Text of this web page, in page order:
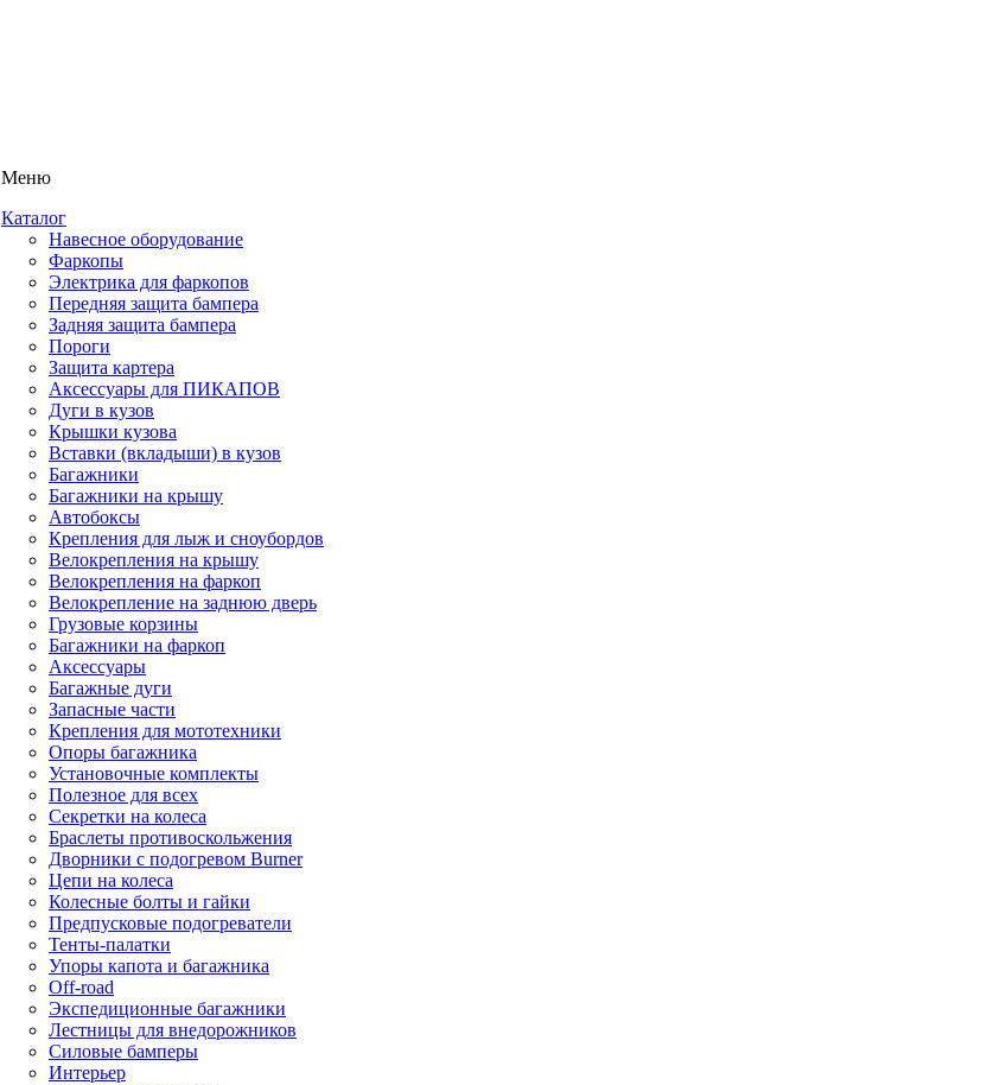
Меню
Каталог
Навесное оборудование
Фаркопы
Электрика для фаркопов
Передняя защита бампера
Задняя защита бампера
Пороги
Защита картера
Аксессуары для ПИКАПОВ
Дуги в кузов
Крышки кузова
Вставки (вкладыши) в кузов
Багажники
Багажники на крышу
Автобоксы
Крепления для лыж и сноубордов
Велокрепления на крышу
Велокрепления на фаркоп
Велокрепление на заднюю дверь
Грузовые корзины
Багажники на фаркоп
Аксессуары
Багажные дуги
Запасные части
Крепления для мототехники
Опоры багажника
Установочные комплекты
Полезное для всех
Секретки на колеса
Браслеты противоскольжения
Дворники с подогревом Burner
Цепи на колеса
Колесные болты и гайки
Предпусковые подогреватели
Тенты-палатки
Упоры капота и багажника
Off-road
Экспедиционные багажники
Лестницы для внедорожников
Силовые бамперы
Интерьер